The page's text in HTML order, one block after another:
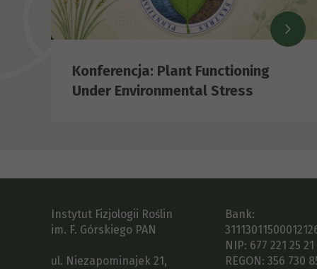
Konferencja: Plant Functioning
Under Environmental Stress
Instytut Fizjologii Roślin
im. F. Górskiego PAN
ul. Niezapominajek 21,
Bank:
NIP: 677 221 25 21
REGON: 356 730